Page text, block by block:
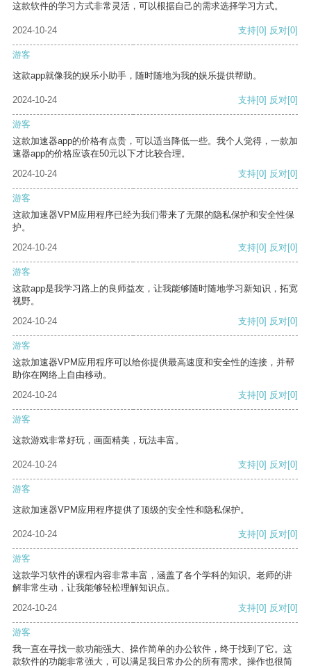
这款软件的学习方式非常灵活，可以根据自己的需求选择学习方式。
2024-10-24 支持[0] 反对[0]
游客
这款app就像我的娱乐小助手，随时随地为我的娱乐提供帮助。
2024-10-24 支持[0] 反对[0]
游客
这款加速器app的价格有点贵，可以适当降低一些。我个人觉得，一款加
速器app的价格应该在50元以下才比较合理。
2024-10-24
支持[0] 反对[0]
游客
这款加速器VPM应用程序已经为我们带来了无限的隐私保护和安全性保
护。
2024-10-24
支持[0] 反对[0]
游客
这款app是我学习路上的良师益友，让我能够随时随地学习新知识，拓宽
视野。
2024-10-24
支持[0] 反对[0]
游客
这款加速器VPM应用程序可以给你提供最高速度和安全性的连接，并帮
助你在网络上自由移动。
2024-10-24
支持[0] 反对[0]
游客
这款游戏非常好玩，画面精美，玩法丰富。
2024-10-24 支持[0] 反对[0]
游客
这款加速器VPM应用程序提供了顶级的安全性和隐私保护。
2024-10-24 支持[0] 反对[0]
游客
这款学习软件的课程内容非常丰富，涵盖了各个学科的知识。老师的讲
解非常生动，让我能够轻松理解知识点。
2024-10-24
支持[0] 反对[0]
游客
我一直在寻找一款功能强大、操作简单的办公软件，终于找到了它。这
款软件的功能非常强大，可以满足我日常办公的所有需求。操作也很简